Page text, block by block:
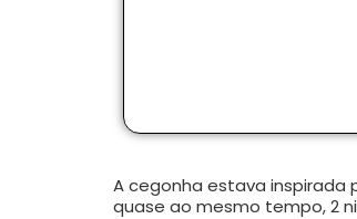
A cegonha estava inspirada
quase ao mesmo tempo, 2